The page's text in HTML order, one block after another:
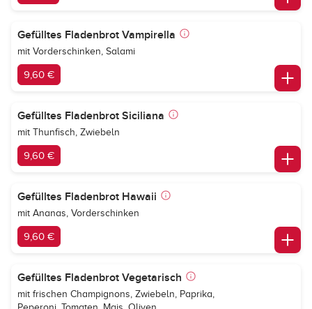
Gefülltes Fladenbrot Vampirella
mit Vorderschinken, Salami
9,60 €
Gefülltes Fladenbrot Siciliana
mit Thunfisch, Zwiebeln
9,60 €
Gefülltes Fladenbrot Hawaii
mit Ananas, Vorderschinken
9,60 €
Gefülltes Fladenbrot Vegetarisch
mit frischen Champignons, Zwiebeln, Paprika,